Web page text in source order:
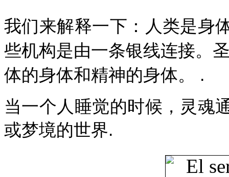
我们来解释一下：人类是身
些机构是由一条银线连接。
体的身体和精神的身体。 .
当一个人睡觉的时候，灵魂
或梦境的世界.